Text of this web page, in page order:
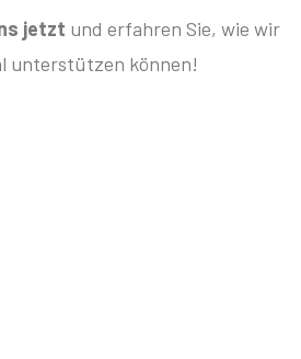
jetzt und erfahren Sie, wie wir
unterstützen können!